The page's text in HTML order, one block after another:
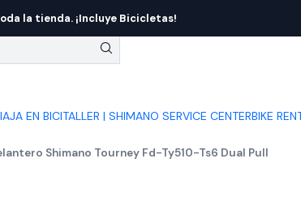
EN BICITALLER | SHIMANO SERVICE CENTERBIKE
la tienda. ¡Incluye Bicicletas!
Shimano Tourney Fd-Ty510-Ts6 Dual Pull